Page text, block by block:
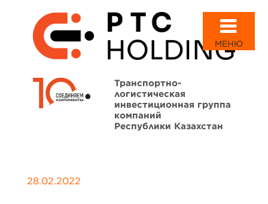
МЕНЮ
Транспортно-
логистическая
инвестиционная группа
компаний
Республики Казахстан
28.02.2022